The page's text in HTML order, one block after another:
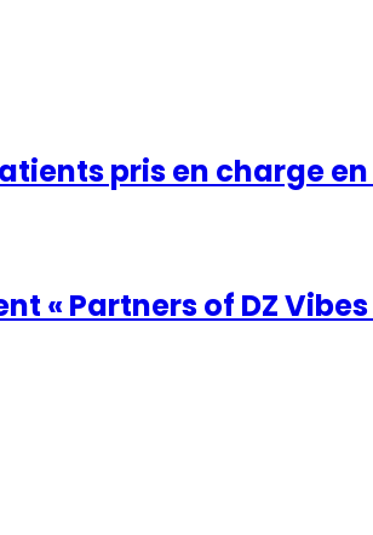
pris en charge en
« Partners of DZ Vibes